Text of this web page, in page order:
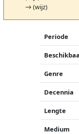
→ (wijz)
Periode
Genre
Decennia
Lengte
Medium